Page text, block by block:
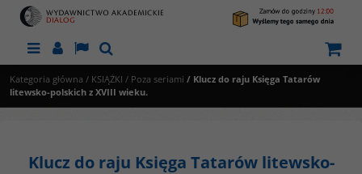
MenuPanelLangSzukaj
Kategoria główna / KSIĄŻKI / Poza seriami / Klucz do raju Księga Tatarów
litewsko-polskich z XVIII wieku.
Klucz do raju Księga Tatarów litewsko-